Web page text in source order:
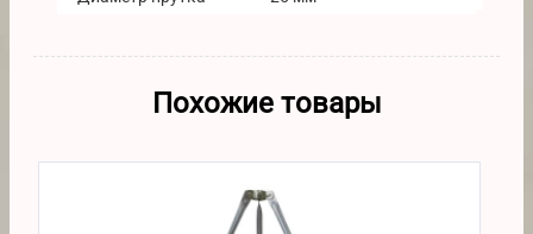
Похожие товары